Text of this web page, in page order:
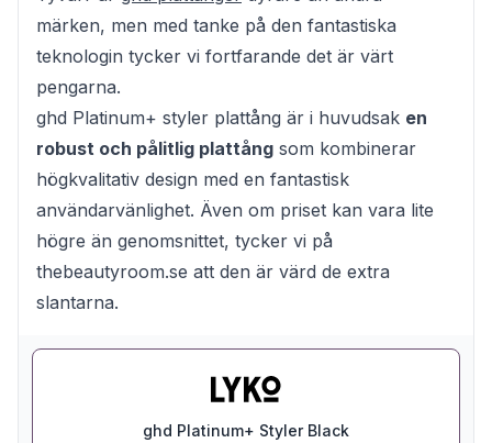
märken, men med tanke på den fantastiska
teknologin tycker vi fortfarande det är värt
pengarna.
ghd Platinum+ styler plattång är i huvudsak en
robust och pålitlig plattång som kombinerar
högkvalitativ design med en fantastisk
användarvänlighet. Även om priset kan vara lite
högre än genomsnittet, tycker vi på
thebeautyroom.se att den är värd de extra
slantarna.
ghd Platinum+ Styler Black